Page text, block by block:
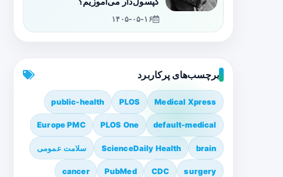
۱۴۰۵-۰۵-۱۶
برچسب‌های پرکاربرد
Medical Xpress
PLOS
public-health
default-medical
PLOS One
Europe PMC
brain
ScienceDaily Health سلامت عمومی
surgery
CDC
PubMed
cancer